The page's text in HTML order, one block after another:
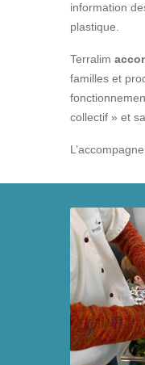
information
plastique.
Terralim
familles et
collectif » et